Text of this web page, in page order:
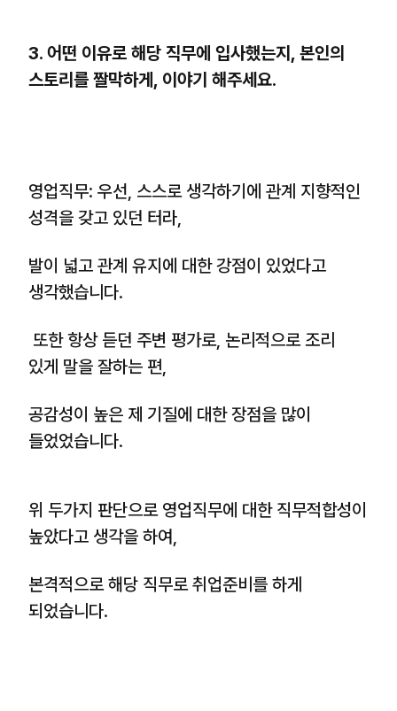
3. 어떤 이유로 해당 직무에 입사했는지, 본인의
스토리를 짤막하게, 이야기 해주세요.
영업직무: 우선, 스스로 생각하기에 관계 지향적인
성격을 갖고 있던 터라,
발이 넓고 관계 유지에 대한 강점이 있었다고
생각했습니다.
또한 항상 듣던 주변 평가로, 논리적으로 조리
있게 말을 잘하는 편,
공감성이 높은 제 기질에 대한 장점을 많이
들었었습니다.
위 두가지 판단으로 영업직무에 대한 직무적합성이
높았다고 생각을 하여,
본격적으로 해당 직무로 취업준비를 하게
되었습니다.